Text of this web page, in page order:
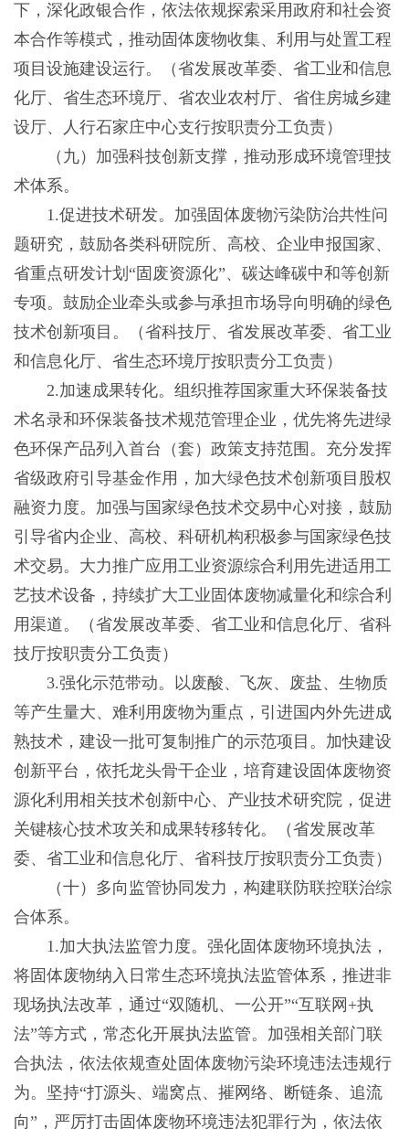
下，深化政银合作，依法依规探索采用政府和社会资
本合作等模式，推动固体废物收集、利用与处置工程
项目设施建设运行。（省发展改革委、省工业和信息
化厅、省生态环境厅、省农业农村厅、省住房城乡建
设厅、人行石家庄中心支行按职责分工负责）
（九）加强科技创新支撑，推动形成环境管理技
术体系。
1.促进技术研发。加强固体废物污染防治共性问
题研究，鼓励各类科研院所、高校、企业申报国家、
省重点研发计划“固废资源化”、碳达峰碳中和等创新
专项。鼓励企业牵头或参与承担市场导向明确的绿色
技术创新项目。（省科技厅、省发展改革委、省工业
和信息化厅、省生态环境厅按职责分工负责）
2.加速成果转化。组织推荐国家重大环保装备技
术名录和环保装备技术规范管理企业，优先将先进绿
色环保产品列入首台（套）政策支持范围。充分发挥
省级政府引导基金作用，加大绿色技术创新项目股权
融资力度。加强与国家绿色技术交易中心对接，鼓励
引导省内企业、高校、科研机构积极参与国家绿色技
术交易。大力推广应用工业资源综合利用先进适用工
艺技术设备，持续扩大工业固体废物减量化和综合利
用渠道。（省发展改革委、省工业和信息化厅、省科
技厅按职责分工负责）
3.强化示范带动。以废酸、飞灰、废盐、生物质
等产生量大、难利用废物为重点，引进国内外先进成
熟技术，建设一批可复制推广的示范项目。加快建设
创新平台，依托龙头骨干企业，培育建设固体废物资
源化利用相关技术创新中心、产业技术研究院，促进
关键核心技术攻关和成果转移转化。（省发展改革
委、省工业和信息化厅、省科技厅按职责分工负责）
（十）多向监管协同发力，构建联防联控联治综
合体系。
1.加大执法监管力度。强化固体废物环境执法，
将固体废物纳入日常生态环境执法监管体系，推进非
现场执法改革，通过“双随机、一公开”“互联网+执
法”等方式，常态化开展执法监管。加强相关部门联
合执法，依法依规查处固体废物污染环境违法违规行
为。坚持“打源头、端窝点、摧网络、断链条、追流
向”，严厉打击固体废物环境违法犯罪行为，依法依